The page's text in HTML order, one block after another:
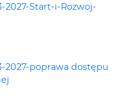
Start-i-Rozwoj-
poprawa dostępu